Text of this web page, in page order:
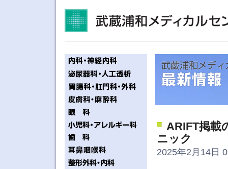
ARIFT掲載
ニック
2025年2月14日